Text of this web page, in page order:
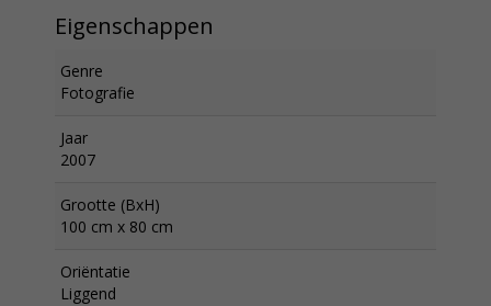
Eigenschappen
Genre
Fotografie
Jaar
2007
Grootte (BxH)
100 cm x 80 cm
Oriëntatie
Liggend